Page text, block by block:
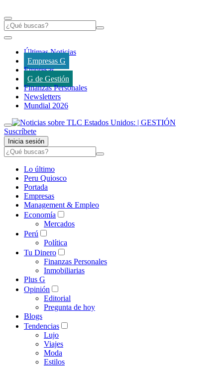
Últimas Noticias
Empresas G
Empresas
G de Gestión
Finanzas Personales
Newsletters
Mundial 2026
Suscríbete
Inicia sesión
Lo último
Peru Quiosco
Portada
Empresas
Management & Empleo
Economía
Mercados
Perú
Política
Tu Dinero
Finanzas Personales
Inmobiliarias
Plus G
Opinión
Editorial
Pregunta de hoy
Blogs
Tendencias
Lujo
Viajes
Moda
Estilos